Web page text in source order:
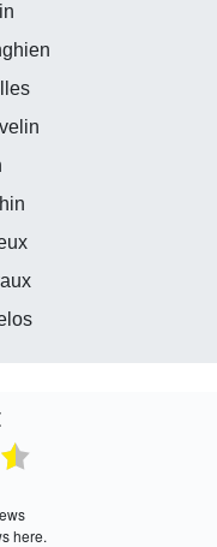
here.